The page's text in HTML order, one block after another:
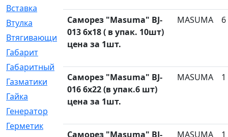
Вставка
[168]
Втулка
[1875]
Втягивающий
[22]
Габарит
Габаритный
[6]
Газматики
[117]
Гайка
[104]
Генератор
Герметик
[15]
Саморез "Masuma" BJ-
013 6x18 ( в упак. 10шт)
цена за 1шт.
MASUMA 6
Саморез "Masuma" BJ-
016 6x22 (в упак.6 шт)
цена за 1шт.
MASUMA 1
Саморез "Masuma" BJ- MASUMA 1